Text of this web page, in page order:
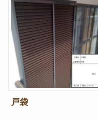
戸袋